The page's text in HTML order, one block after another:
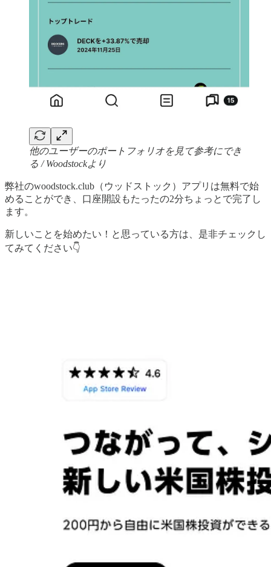
他のユーザーのポートフォリオを見て参考にでき
る / Woodstockより
弊社のwoodstock.club（ウッドストック）アプリは無料で始
めることができ、口座開設もたったの2分ちょっとで完了し
ます。
新しいことを始めたい！と思っている方は、是非チェックし
てみてください👇